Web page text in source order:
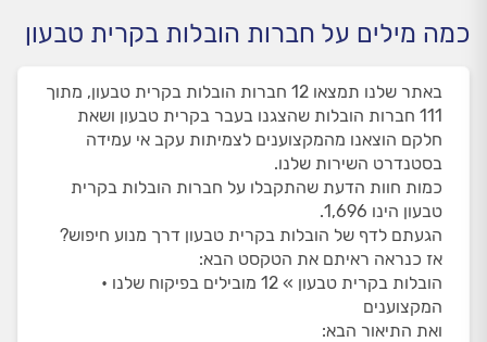
כמה מילים על חברות הובלות בקרית טבעון
באתר שלנו תמצאו 12 חברות הובלות בקרית טבעון, מתוך
111 חברות הובלות שהצגנו בעבר בקרית טבעון ושאת
חלקם הוצאנו מהמקצוענים לצמיתות עקב אי עמידה
בסטנדרט השירות שלנו.
כמות חוות הדעת שהתקבלו על חברות הובלות בקרית
טבעון הינו 1,696.
הגעתם לדף של הובלות בקרית טבעון דרך מנוע חיפוש?
אז כנראה ראיתם את הטקסט הבא:
הובלות בקרית טבעון » 12 מובילים בפיקוח שלנו •
המקצוענים
ואת התיאור הבא: